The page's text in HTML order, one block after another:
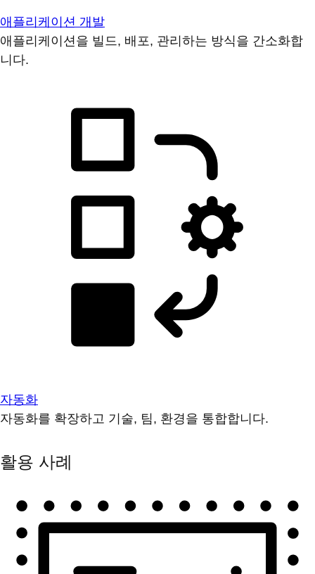
애플리케이션 개발
애플리케이션을 빌드, 배포, 관리하는 방식을 간소화합
니다.
자동화
자동화를 확장하고 기술, 팀, 환경을 통합합니다.
활용 사례